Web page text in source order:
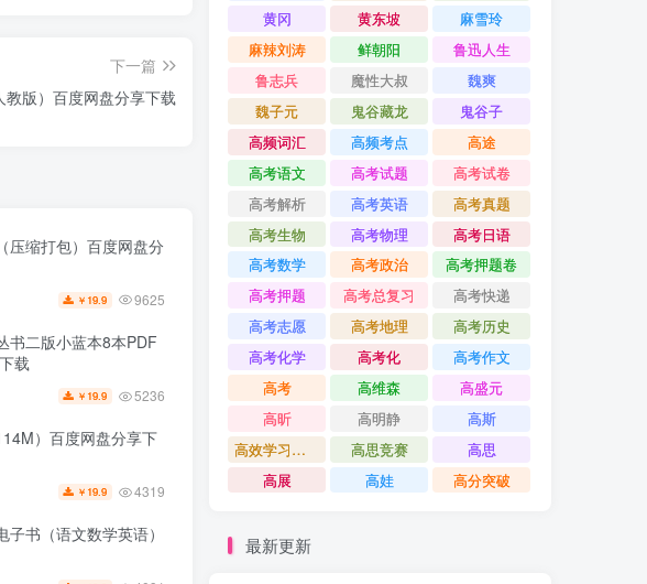
下一篇
版）百度网盘分享下载
压缩打包）百度网盘分
￥ 19.9 9625
书二版小蓝本8本PDF
载
￥ 19.9 5236
）百度网盘分享下
￥ 19.9 4319
书（语文数学英语）
黄冈
黄东坡
麻雪玲
麻辣刘涛
鲜朝阳
鲁迅人生
鲁志兵
魔性大叔
魏爽
魏子元
鬼谷藏龙
鬼谷子
高频词汇
高频考点
高途
高考语文
高考试题
高考试卷
高考解析
高考英语
高考真题
高考生物
高考物理
高考日语
高考数学
高考政治
高考押题卷
高考押题
高考总复习
高考快递
高考志愿
高考地理
高考历史
高考化学
高考化
高考作文
高考
高维森
高盛元
高昕
高明静
高斯
高效学习方法课
高思竞赛
高思
高展
高娃 高分突破
最新更新